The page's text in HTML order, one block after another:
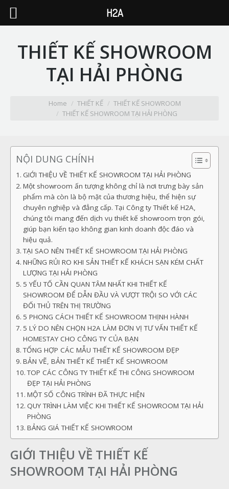
THIẾT KẾ SHOWROOM
TẠI HẢI PHÒNG
Home THIẾT KẾ
THIẾT KẾ SHOWROOM
THIẾT KẾ SHOWROOM TẠI HẢI PHÒNG
NỘI DUNG CHÍNH
GIỚI THIỆU VỀ THIẾT KẾ SHOWROOM TẠI HẢI PHÒNG
Một showroom ấn tượng không chỉ là nơi trưng bày sản
phẩm mà còn là bộ mặt của thương hiệu, thể hiện sự
chuyên nghiệp và đẳng cấp. Tại Công ty Thiết kế H2A,
chúng tôi mang đến dịch vụ thiết kế showroom trọn gói,
giúp bạn kiến tạo không gian kinh doanh độc đáo và
hiệu quả.
TẠI SAO NÊN THIẾT KẾ SHOWROOM TẠI HẢI PHÒNG
NHỮNG RỦI RO KHI SẢN THIẾT KẾ KHÁCH SẠN KÉM CHẤT
LƯỢNG TẠI HẢI PHÒNG
5 YẾU TỐ CẦN QUAN TÂM NHẤT KHI THIẾT KẾ
SHOWROOM ĐỂ DẪN ĐẦU VÀ VƯỢT TRỘI SO VỚI CÁC
ĐỐI THỦ TRÊN THỊ TRƯỜNG
5 PHONG CÁCH THIẾT KẾ SHOWROOM THỊNH HÀNH
5 LÝ DO NÊN CHỌN H2A LÀM ĐƠN VỊ TƯ VẤN THIẾT KẾ
HOMESTAY CHO CÔNG TY CỦA BẠN
TỔNG HỢP CÁC MẪU THIẾT KẾ SHOWROOM ĐẸP
BẢN VẼ, BẢN THIẾT KẾ THIẾT KẾ SHOWROOM
TOP CÁC CÔNG TY THIẾT KẾ THI CÔNG SHOWROOM
ĐẸP TẠI HẢI PHÒNG
MỘT SỐ CÔNG TRÌNH ĐÃ THỰC HIỆN
QUY TRÌNH LÀM VIỆC KHI THIẾT KẾ SHOWROOM TẠI HẢI
PHÒNG
BẢNG GIÁ THIẾT KẾ SHOWROOM
GIỚI THIỆU VỀ THIẾT KẾ
SHOWROOM TẠI HẢI PHÒNG
H2A